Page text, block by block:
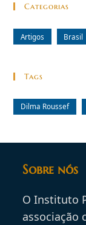
Categorias
Artigos Brasil
Tags
Dilma Roussef
Sobre nós
O Instituto
associação